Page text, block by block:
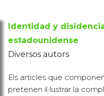
Identidad y
estadounidense
Diversos autors
Els articles que
pretenen il·lustrar la